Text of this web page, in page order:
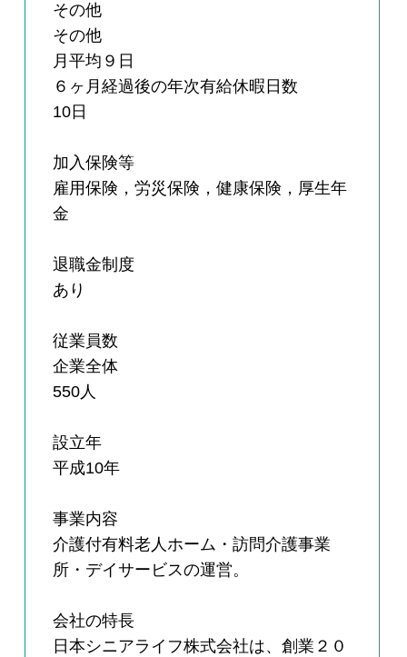
その他
その他
月平均９日
６ヶ月経過後の年次有給休暇日数
10日
加入保険等
雇用保険，労災保険，健康保険，厚生年
金
退職金制度
あり
従業員数
企業全体
550人
設立年
平成10年
事業内容
介護付有料老人ホーム・訪問介護事業
所・デイサービスの運営。
会社の特長
日本シニアライフ株式会社は、創業２０